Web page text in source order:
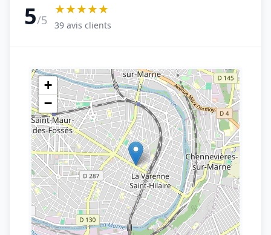
5/5
★★★★★
39 avis clients
+
−